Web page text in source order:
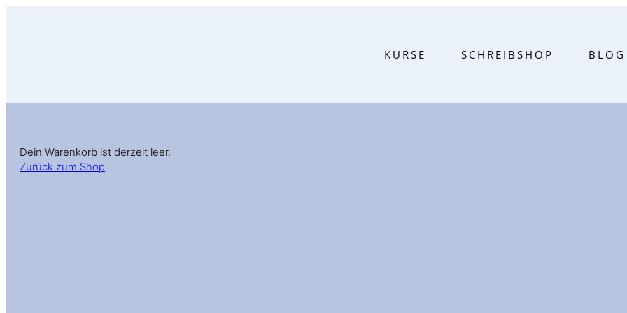
KURSE SCHREIBSHOP BLOG
Dein Warenkorb ist derzeit leer.
Zurück zum Shop